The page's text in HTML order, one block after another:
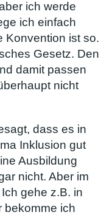
ich werde
ich einfach
Konvention ist so.
Gesetz. Den
damit passen
nicht
dass es in
Inklusion gut
Ausbildung
nicht. Aber im
gehe z.B. in
bekomme ich